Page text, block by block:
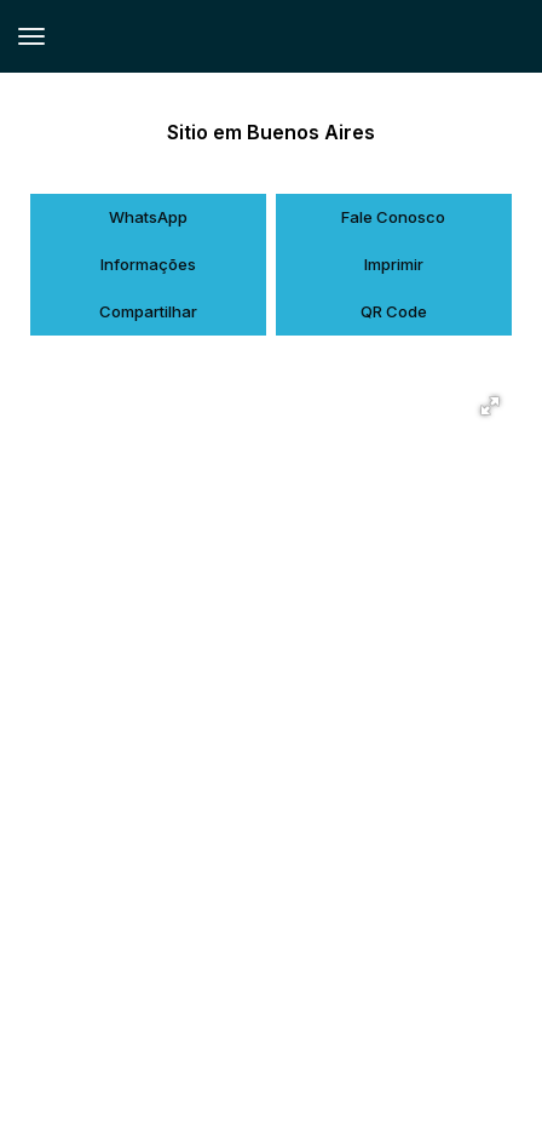
Sitio em Buenos Aires
WhatsApp Fale Conosco
Informações Imprimir
Compartilhar QR Code